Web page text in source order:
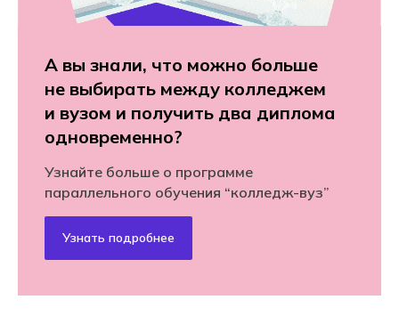
А вы знали, что можно больше
не выбирать между колледжем
и вузом и получить два диплома
одновременно?
Узнайте больше о программе
параллельного обучения “колледж-вуз”
Узнать подробнее